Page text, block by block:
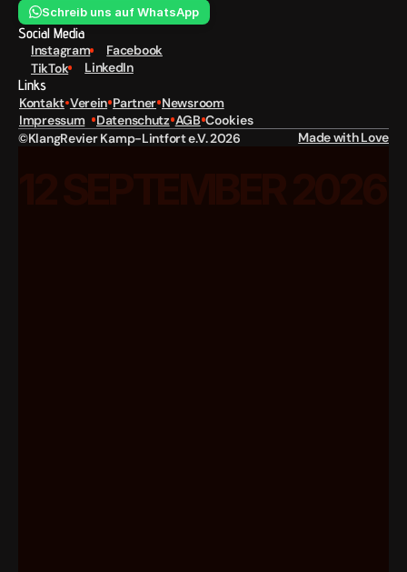
Schreib uns auf WhatsApp
Social Media
Instagram
Facebook
TikTok
LinkedIn
Links
Kontakt Verein Partner Newsroom
Impressum
Datenschutz AGB Cookies
©KlangRevier Kamp-Lintfort e.V. 2026
Made with Love